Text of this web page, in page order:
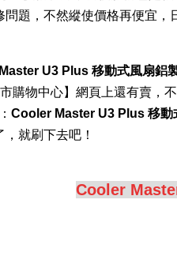
題，不然縱使價格再便宜，
U3 Plus 移動式風扇鋁
購物中心】網頁上還有賣，
Cooler Master U3 Plus 移動
就刷下去吧！
Cooler